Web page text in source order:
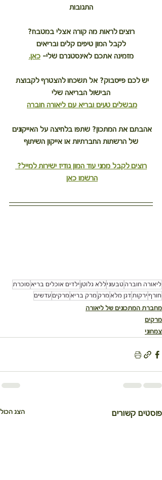
התגובות
רוצים לראות מה קורה אצלי במטבח?
לקבל המון טיפים קלים ובריאים
מזמינה אתכם לאינסטגרם שלי– כאן.
יש לכם פייסבוק? אל תשכחו להצטרף לקבוצת
הבישול הבריאה שלי
מבשלים טעים ובריא עם ליאורה חוברה
אהבתם את המתכון? שתפו בלחיצה על האייקונים
של הרשתות החברתיות או אייקון השיתוף
רוצים לקבל ממני עוד המון גודיז ישירות למייל?
הרשמו כאן
ליאורה חוברה טבעוניללא גלוטן ילדים אוכלים בריא סוכרת
חורף ירקותדגן מלא מרק מרק בריא מרקים עדשים
מחברת המתכונים של ליאורה
מרקים
צמחוני
פוסטים קשורים הצג הכול